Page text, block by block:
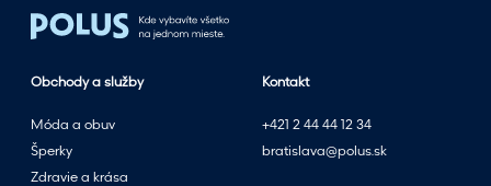
e
t
ý
m
v
ý
Kontakt
+421 2 44 44 12 34
bratislava@polus.sk
Obchody a služby
Móda a obuv
Šperky
Zdravie a krása